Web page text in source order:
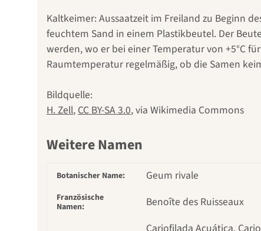
Kaltkeimer: Aussaatzeit im Freiland zu Beginn
feuchtem Sand in einem Plastikbeutel. Der
werden, wo er bei einer Temperatur von +5°C
Raumtemperatur regelmäßig, ob die Samen
Bildquelle:
H. Zell, CC BY-SA 3.0, via Wikimedia Commons
Weitere Namen
Botanischer Name: Geum rivale
Französische
Namen:
Benoîte des Ruisseaux